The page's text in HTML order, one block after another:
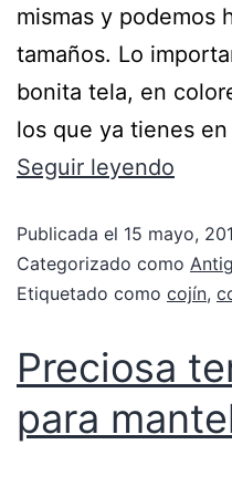
mismas y podemos
tamaños. Lo
bonita tela, en
los que ya tienes
Seguir leyendo
Publicada el 15 mayo,
Categorizado como
Etiquetado como cojín,
Preciosa
para